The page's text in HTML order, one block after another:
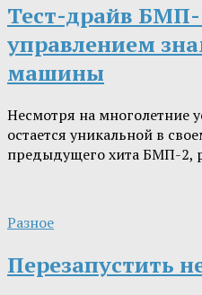
Тест-драйв
управлением
машины
Несмотря на многолетние
остается уникальной в
предыдущего хита БМП-2,
Разное
Перезапустить